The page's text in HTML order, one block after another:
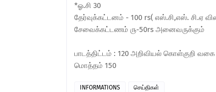
*ஓ.சி 30
தேர்வுக்கட்டனம் - 100 rs( எஸ்.சி,எஸ். சி.ஏ
சேவைக்கட்டணம் ௫-50rs அனைவருக்கும்
பாடத்திட்டம் : 120 அறிவியல் கொள்குறி
மொத்தம் 150
INFORMATIONS செய்திகள்